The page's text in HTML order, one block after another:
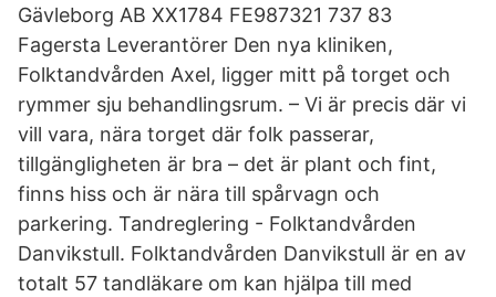
Gävleborg AB XX1784 FE987321 737 83
Fagersta Leverantörer Den nya kliniken,
Folktandvården Axel, ligger mitt på torget och
rymmer sju behandlingsrum. – Vi är precis där vi
vill vara, nära torget där folk passerar,
tillgängligheten är bra – det är plant och fint,
finns hiss och är nära till spårvagn och
parkering. Tandreglering - Folktandvården
Danvikstull. Folktandvården Danvikstull är en av
totalt 57 tandläkare om kan hjälpa till med